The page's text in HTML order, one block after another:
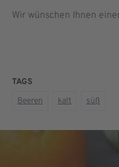
Wir wünschen Ihnen
TAGS
Beeren
kalt süß